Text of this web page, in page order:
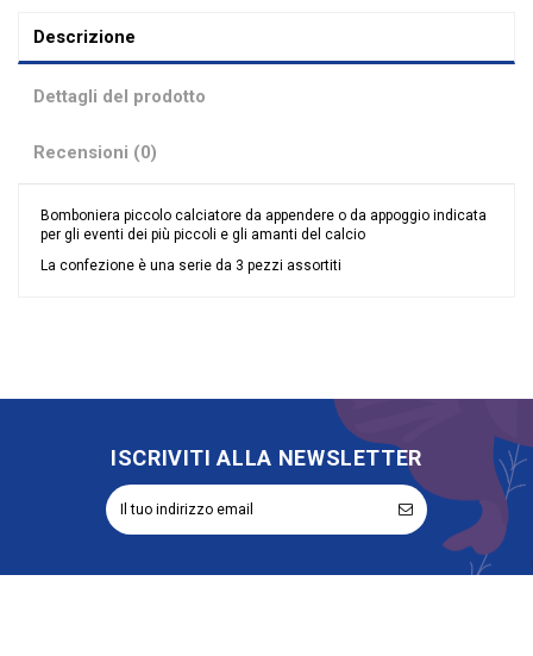
Descrizione
Dettagli del prodotto
Recensioni (0)
Bomboniera piccolo calciatore da appendere o da appoggio indicata
per gli eventi dei più piccoli e gli amanti del calcio
La confezione è una serie da 3 pezzi assortiti
ISCRIVITI ALLA NEWSLETTER